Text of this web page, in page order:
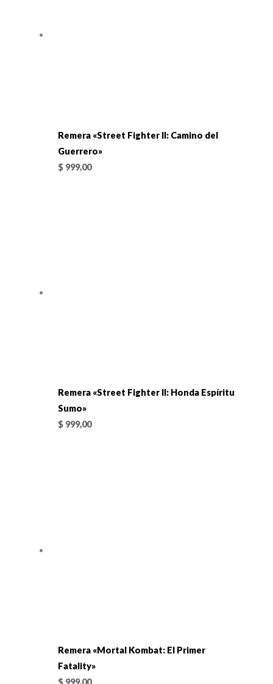
Remera «Street Fighter II: Camino del
Guerrero»
$ 999,00
Remera «Street Fighter II: Honda Espíritu
Sumo»
$ 999,00
Remera «Mortal Kombat: El Primer
Fatality»
$ 999,00